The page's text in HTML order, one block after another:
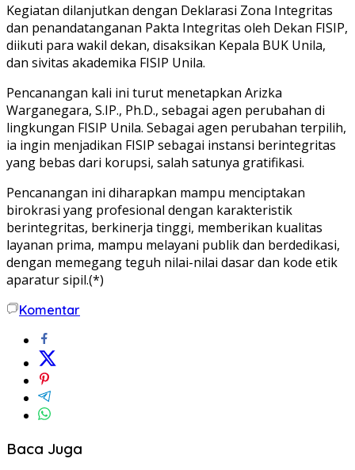
Kegiatan dilanjutkan dengan Deklarasi Zona Integritas
dan penandatanganan Pakta Integritas oleh Dekan FISIP,
diikuti para wakil dekan, disaksikan Kepala BUK Unila,
dan sivitas akademika FISIP Unila.
Pencanangan kali ini turut menetapkan Arizka
Warganegara, S.IP., Ph.D., sebagai agen perubahan di
lingkungan FISIP Unila. Sebagai agen perubahan terpilih,
ia ingin menjadikan FISIP sebagai instansi berintegritas
yang bebas dari korupsi, salah satunya gratifikasi.
Pencanangan ini diharapkan mampu menciptakan
birokrasi yang profesional dengan karakteristik
berintegritas, berkinerja tinggi, memberikan kualitas
layanan prima, mampu melayani publik dan berdedikasi,
dengan memegang teguh nilai-nilai dasar dan kode etik
aparatur sipil.(*)
Komentar
Baca Juga